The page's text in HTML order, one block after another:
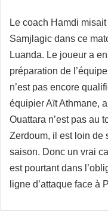
Le coach Hamdi
Samjlagic dans ce
Luanda. Le joueur a
préparation de
n’est pas encore
équipier Aït Athmane,
Ouattara n’est pas au
Zerdoum, il est loin de
saison. Donc un vrai
est pourtant dans
ligne d’attaque face à